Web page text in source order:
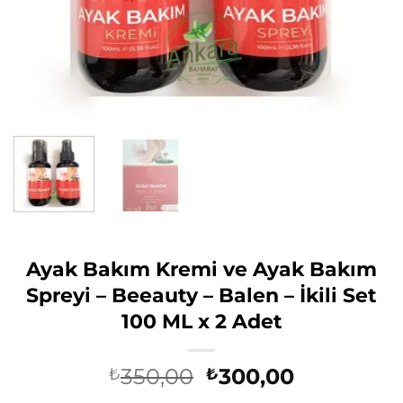
Ayak Bakım Kremi ve Ayak Bakım
Spreyi – Beeauty – Balen – İkili Set
100 ML x 2 Adet
₺350,00 Orijinal
₺300,00Şu